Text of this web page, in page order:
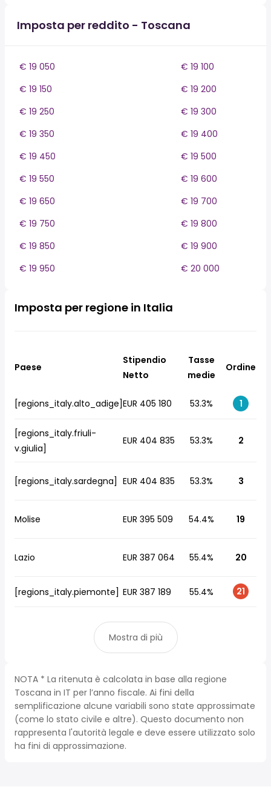
Imposta per reddito - Toscana
€ 19 050
€ 19 100
€ 19 150
€ 19 200
€ 19 250
€ 19 300
€ 19 350
€ 19 400
€ 19 450
€ 19 500
€ 19 550
€ 19 600
€ 19 650
€ 19 700
€ 19 750
€ 19 800
€ 19 850
€ 19 900
€ 19 950
€ 20 000
Imposta per regione in Italia
Paese
Stipendio
Netto
Tasse
medie
Ordine
[regions_italy.alto_adige]EUR 405 180 53.3% 1
[regions_italy.friuli-
v.giulia]
EUR 404 835 53.3% 2
[regions_italy.sardegna] EUR 404 835 53.3% 3
Molise EUR 395 509 54.4% 19
Lazio EUR 387 064 55.4% 20
[regions_italy.piemonte] EUR 387 189 55.4% 21
Mostra di più
NOTA * La ritenuta è calcolata in base alla regione
Toscana in IT per l’anno fiscale. Ai fini della
semplificazione alcune variabili sono state approssimate
(come lo stato civile e altre). Questo documento non
rappresenta l'autorità legale e deve essere utilizzato solo
ha fini di approssimazione.